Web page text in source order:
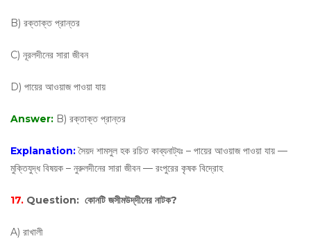
B) রক্তাক্ত প্রান্তর
C) নূরলদীনের সারা জীবন
D) পায়ের আওয়াজ পাওয়া যায়
Answer: B) রক্তাক্ত প্রান্তর
Explanation:সৈয়দ শামসুল হক রচিত কাব্যনাট্যঃ – পায়ের আওয়াজ পাওয়া যায় —
মুক্তিযুদ্ধ বিষয়ক – নুরুলদীনের সারা জীবন — রংপুরের কৃষক বিদ্রোহ
17. Question: কোনটি জসীমউদ্‌দীনের নাটক?
A) রাখালী